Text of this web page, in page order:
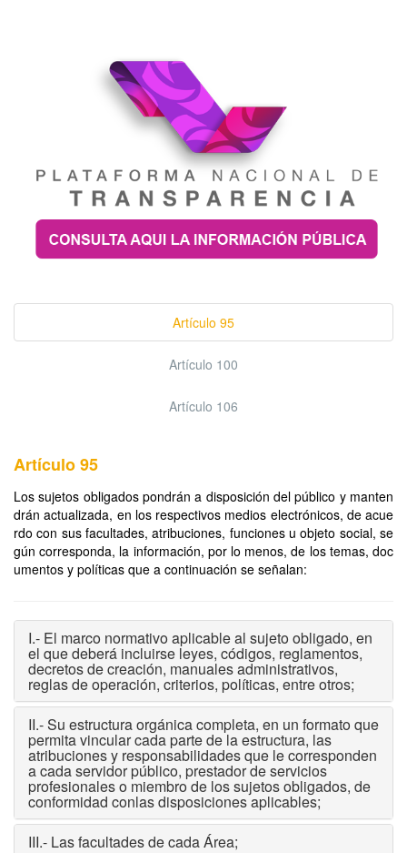
Artículo 95
Artículo 100
Artículo 106
Artículo 95
Los sujetos obligados pondrán a disposición del público y manten
drán actualizada, en los respectivos medios electrónicos, de acue
rdo con sus facultades, atribuciones, funciones u objeto social, se
gún corresponda, la información, por lo menos, de los temas, doc
umentos y políticas que a continuación se señalan:
I.- El marco normativo aplicable al sujeto obligado, en
el que deberá incluirse leyes, códigos, reglamentos,
decretos de creación, manuales administrativos,
reglas de operación, criterios, políticas, entre otros;
II.- Su estructura orgánica completa, en un formato que
permita vincular cada parte de la estructura, las
atribuciones y responsabilidades que le corresponden
a cada servidor público, prestador de servicios
profesionales o miembro de los sujetos obligados, de
conformidad conlas disposiciones aplicables;
III.- Las facultades de cada Área;